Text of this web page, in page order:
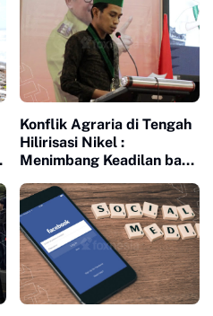
Konflik Agraria di Tengah
Hilirisasi Nikel :
Menimbang Keadilan bagi
Strategis Nasional PT
Indonesia Huali Industry
Park